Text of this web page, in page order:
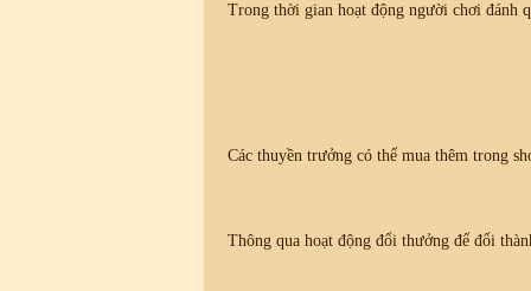
Trong thời gian hoạt động người chơi đánh
Các thuyền trưởng có thể mua thêm trong
Thông qua hoạt động đổi thưởng để đổi